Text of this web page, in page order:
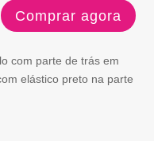
Comprar agora
com parte de trás em
elástico preto na parte